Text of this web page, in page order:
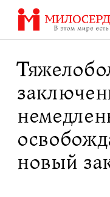
Перейти
содержанию
новый